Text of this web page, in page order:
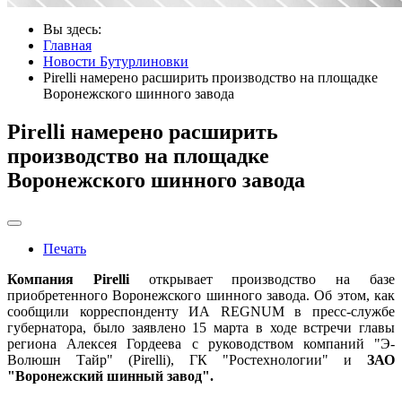
Вы здесь:
Главная
Новости Бутурлиновки
Pirelli намерено расширить производство на площадке
Воронежского шинного завода
Pirelli намерено расширить
производство на площадке
Воронежского шинного завода
Печать
Компания Pirelliоткрывает производство на базе
приобретенного Воронежского шинного завода. Об этом, как
сообщили корреспонденту ИА REGNUM в пресс-службе
губернатора, было заявлено 15 марта в ходе встречи главы
региона Алексея Гордеева с руководством компаний "Э-
Волюшн Тайр" (Pirelli), ГК "Ростехнологии" и ЗАО
"Воронежский шинный завод".